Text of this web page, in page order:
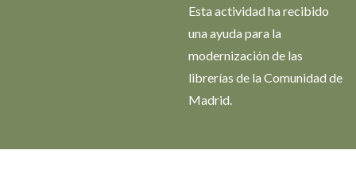
Esta actividad ha recibido
una ayuda para la
modernización de las
librerías de la Comunidad de
Madrid.